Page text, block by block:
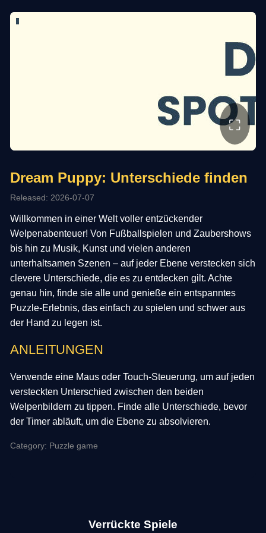
⛶
Dream Puppy: Unterschiede finden
Released: 2026-07-07
Willkommen in einer Welt voller entzückender
Welpenabenteuer! Von Fußballspielen und Zaubershows
bis hin zu Musik, Kunst und vielen anderen
unterhaltsamen Szenen – auf jeder Ebene verstecken sich
clevere Unterschiede, die es zu entdecken gilt. Achte
genau hin, finde sie alle und genieße ein entspanntes
Puzzle-Erlebnis, das einfach zu spielen und schwer aus
der Hand zu legen ist.
ANLEITUNGEN
Verwende eine Maus oder Touch-Steuerung, um auf jeden
versteckten Unterschied zwischen den beiden
Welpenbildern zu tippen. Finde alle Unterschiede, bevor
der Timer abläuft, um die Ebene zu absolvieren.
Category: Puzzle game
Verrückte Spiele